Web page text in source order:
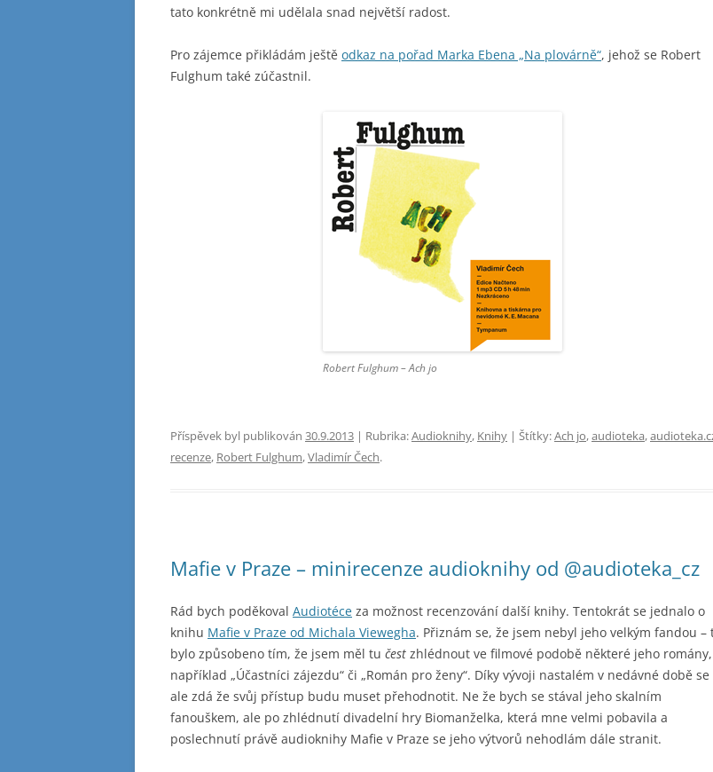
tato konkrétně mi udělala snad největší radost.
Pro zájemce přikládám ještě odkaz na pořad Marka Ebena „Na plovárně“, jehož se Robert
Fulghum také zúčastnil.
Robert Fulghum – Ach jo
Příspěvek byl publikován 30.9.2013 | Rubrika:Audioknihy, Knihy | Štítky:Ach jo,audioteka,
recenze, Robert Fulghum,Vladimír Čech.
Mafie v Praze – minirecenze audioknihy od @audioteka_cz
Rád bych poděkoval Audiotéce za možnost recenzování další knihy. Tentokrát se jednalo o
knihu Mafie v Praze od Michala Viewegha. Přiznám se, že jsem nebyl jeho velkým fandou –
bylo způsobeno tím, že jsem měl tu čest zhlédnout ve filmové podobě některé jeho romány,
například „Účastníci zájezdu“ či „Román pro ženy“. Díky vývoji nastalém v nedávné době se
ale zdá že svůj přístup budu muset přehodnotit. Ne že bych se stával jeho skalním
fanouškem, ale po zhlédnutí divadelní hry Biomanželka, která mne velmi pobavila a
poslechnutí právě audioknihy Mafie v Praze se jeho výtvorů nehodlám dále stranit.